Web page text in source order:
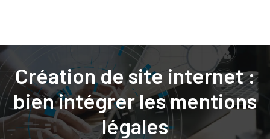
Création de site internet :
bien intégrer les mentions
légales